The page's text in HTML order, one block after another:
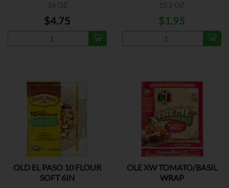
16 OZ
$4.75
15.2 OZ
$1.95
OLD EL PASO 10 FLOUR
SOFT 6IN
OLE XW TOMATO/BASIL
WRAP